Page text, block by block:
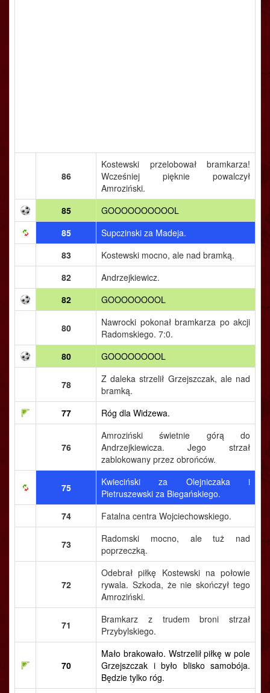
86
Kostewski przelobował bramkarza!
Wcześniej pięknie powalczył
Amroziński.
85
GOOOOOOOOOOL
85
Supczinski za Madeja.
83
Kostewski mocno, ale nad bramką.
82
Andrzejkiewicz.
82
GOOOOOOOOL
80
Nawrocki pokonał bramkarza po akcji
Radomskiego. 7:0.
80
GOOOOOOOOL
78
Z daleka strzelił Grzejszczak, ale nad
bramką.
77
Róg dla Widzewa.
76
Amroziński świetnie górą do
Andrzejkiewicza. Jego strzał
zablokowany przez obrońców.
75
Kwieciński za Olejniczaka i
Pietruszewski za Biegańskiego.
74
Fatalna centra Wojciechowskiego.
73
Radomski mocno, ale tuż nad
poprzeczką.
72
Odebrał piłkę Kostewski na połowie
rywala. Szkoda, że nie skończył tego
Amroziński.
71
Bramkarz z trudem broni strzał
Przybylskiego.
70
Mało brakowało. Wstrzelił piłkę w pole
Grzejszczak i było blisko samobója.
Będzie tylko róg.